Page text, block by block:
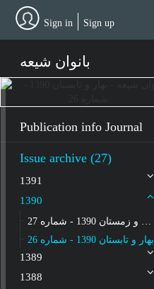
Sign in Sign up
بانوان شیعه
Publication info Journal
Issue archive (27)
1391
1390
پاییز و زمستان 1390 - شماره 27
بهار و تابستان 1390 - شماره 26
1389
1388